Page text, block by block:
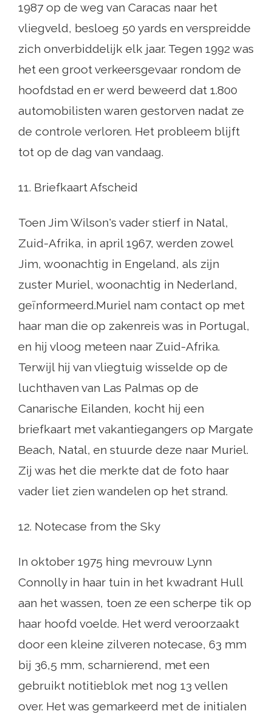
1987 op de weg van Caracas naar het
vliegveld, besloeg 50 yards en verspreidde
zich onverbiddelijk elk jaar. Tegen 1992 was
het een groot verkeersgevaar rondom de
hoofdstad en er werd beweerd dat 1.800
automobilisten waren gestorven nadat ze
de controle verloren. Het probleem blijft
tot op de dag van vandaag.
11. Briefkaart Afscheid
Toen Jim Wilson's vader stierf in Natal,
Zuid-Afrika, in april 1967, werden zowel
Jim, woonachtig in Engeland, als zijn
zuster Muriel, woonachtig in Nederland,
geïnformeerd.Muriel nam contact op met
haar man die op zakenreis was in Portugal,
en hij vloog meteen naar Zuid-Afrika.
Terwijl hij van vliegtuig wisselde op de
luchthaven van Las Palmas op de
Canarische Eilanden, kocht hij een
briefkaart met vakantiegangers op Margate
Beach, Natal, en stuurde deze naar Muriel.
Zij was het die merkte dat de foto haar
vader liet zien wandelen op het strand.
12. Notecase from the Sky
In oktober 1975 hing mevrouw Lynn
Connolly in haar tuin in het kwadrant Hull
aan het wassen, toen ze een scherpe tik op
haar hoofd voelde. Het werd veroorzaakt
door een kleine zilveren notecase, 63 mm
bij 36,5 mm, scharnierend, met een
gebruikt notitieblok met nog 13 vellen
over. Het was gemarkeerd met de initialen